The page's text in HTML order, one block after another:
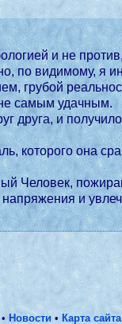
почитать о
и волшебной (параллельного мира), в данном произведении, оказался, не самым удачным.
Фавн, сыплет темными загадками, или еще хуже,
и
Новости• Карта сайта